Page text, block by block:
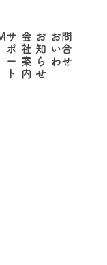
サ
ポ
ー
ト
会
社
案
内
お
知
ら
せ
お問
い合
わせ